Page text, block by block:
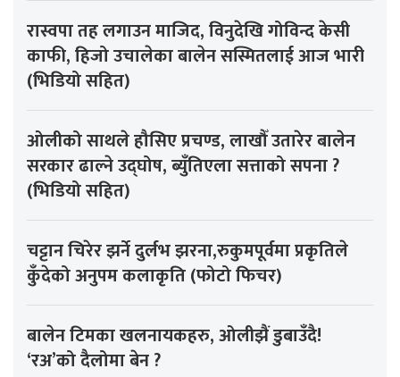
रास्वपा तह लगाउन माजिद, विनुदेखि गोविन्द केसी
काफी, हिजो उचालेका बालेन सस्मितलाई आज भारी
(भिडियो सहित)
ओलीको साथले हौसिए प्रचण्ड, लाखौँ उतारेर बालेन
सरकार ढाल्ने उद्घोष, ब्युँतिएला सत्ताको सपना ?
(भिडियो सहित)
चट्टान चिरेर झर्ने दुर्लभ झरना,रुकुमपूर्वमा प्रकृतिले
कुँदेको अनुपम कलाकृति (फोटो फिचर)
बालेन टिमका खलनायकहरु, ओलीझैं डुबाउँदै!
‘रअ’को दैलोमा बेन ?